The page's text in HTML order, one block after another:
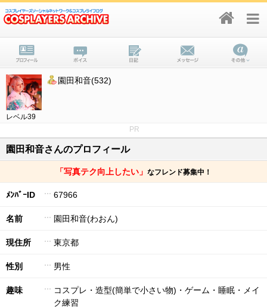
レベル39
園田和音(532)
PR
園田和音さんのプロフィール
「写真テク向上したい」 なフレンド募集中！
ﾒﾝﾊﾞｰID 67966
名前 園田和音(わおん)
現住所 東京都
性別 男性
趣味
コスプレ・造型(簡単で小さい物)・ゲーム・睡眠・メイ
ク練習